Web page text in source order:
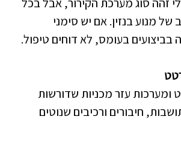
של מנוע בנזין. אם יש סימני
בביצועים בעומס, לא דוחים טיפול.
ומערכות עזר מכניות שדורשות
חיבורים ורכיבים שנוטים